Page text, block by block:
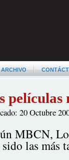
ARCHIVO
películas
20 Octubre
MBCN,
sido las más